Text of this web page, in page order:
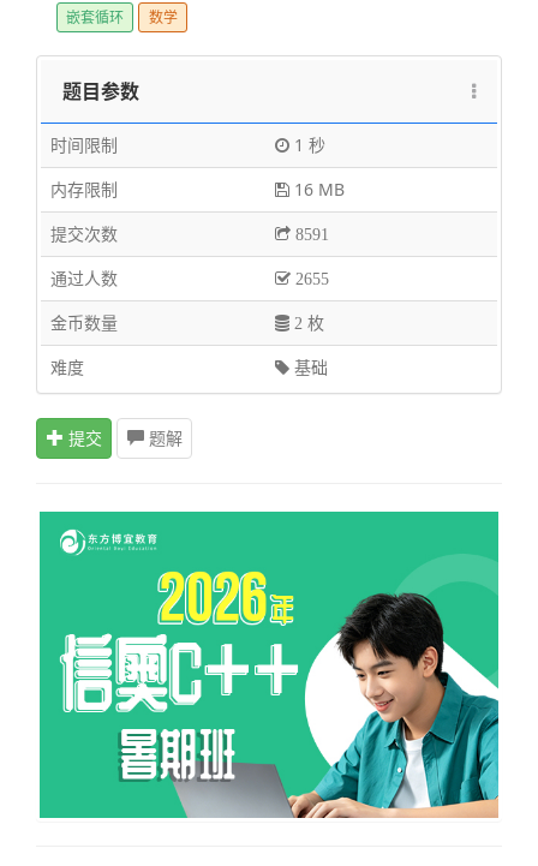
嵌套循环 数学
题目参数
时间限制
1 秒
内存限制
16 MB
提交次数
8591
通过人数 2655
金币数量 2 枚
难度 基础
提交 题解